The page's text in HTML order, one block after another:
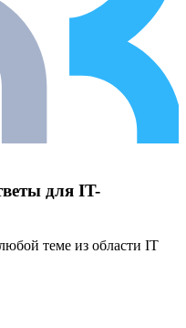
для IT-
теме из области IT